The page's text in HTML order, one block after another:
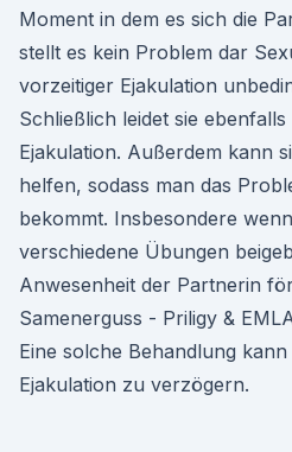
Moment in dem es sich die
stellt es kein Problem dar
vorzeitiger Ejakulation
Schließlich leidet sie
Ejakulation. Außerdem kann
helfen, sodass man das
bekommt. Insbesondere
verschiedene Übungen
Anwesenheit der Partnerin
Samenerguss - Priligy &
Eine solche Behandlung
Ejakulation zu verzögern.